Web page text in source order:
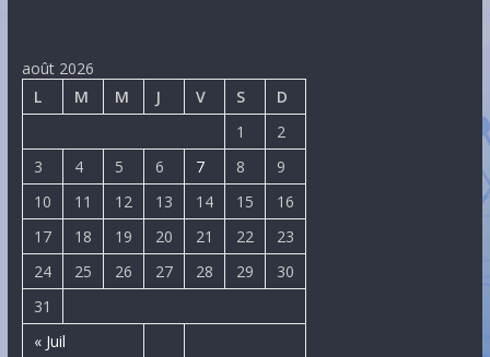
août 2026
L
M M J V S D
« Juil
1
2
3
4 5 6 7 8
9
10
11 12 13 14 15
16
17
18 19 20 21 22
23
24
25 26 27 28 29
30
31